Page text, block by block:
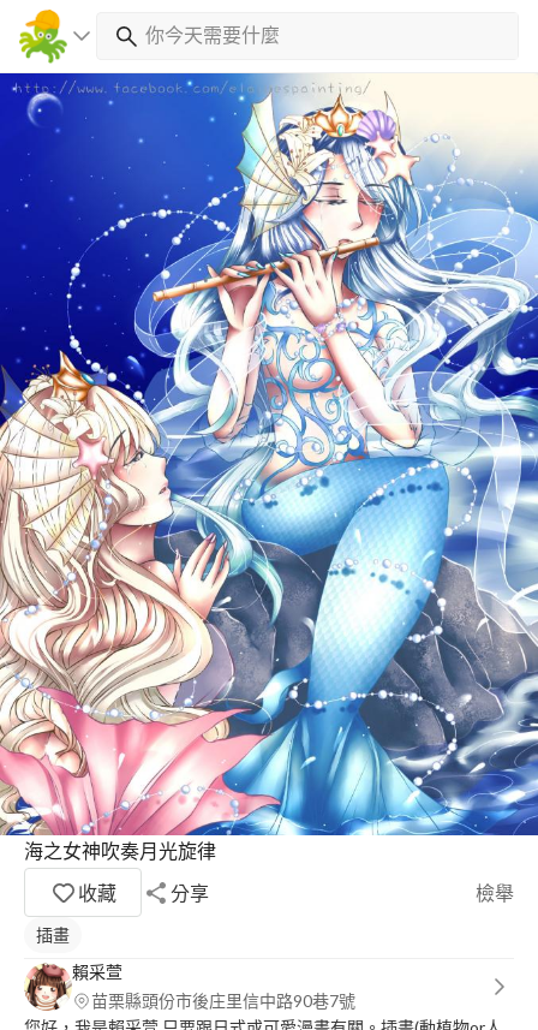
海之女神吹奏月光旋律
收藏
分享 檢舉
插畫
賴采萱
苗栗縣頭份市後庄里信中路90巷7號